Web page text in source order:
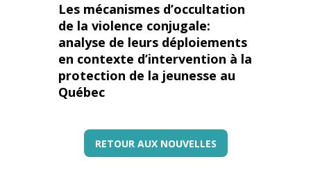
Les mécanismes d’occultation
de la violence conjugale:
analyse de leurs déploiements
en contexte d’intervention à la
protection de la jeunesse au
Québec
RETOUR AUX NOUVELLES